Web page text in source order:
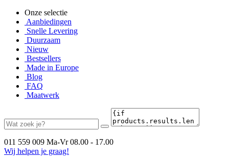
Onze selectie
Aanbiedingen
Snelle Levering
Duurzaam
Nieuw
Bestsellers
Made in Europe
Blog
FAQ
Maatwerk
011 559 009 Ma-Vr 08.00 - 17.00
Wij helpen je graag!